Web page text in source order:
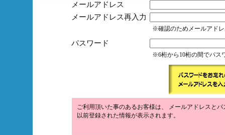
メールアドレス
メールアドレス再入力
※確認のためメールアド
パスワード
※6桁から10桁の間でパス
ご利用頂いた事のあるお客様は、 メールアドレスと
以前登録された情報が表示されます。